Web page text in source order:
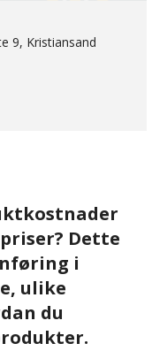
9, Kristiansand
Dette
i
ulike
du